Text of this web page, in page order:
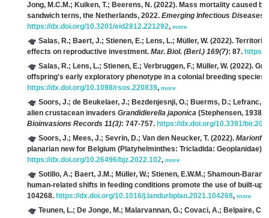
Jong, M.C.M.; Kuiken, T.; Beerens, N. (2022). Mass mortality caused
sandwich terns, the Netherlands, 2022. Emerging Infectious Diseases
https://dx.doi.org/10.3201/eid2812.221292, more
Salas, R.; Baert, J.; Stienen, E.; Lens, L.; Müller, W. (2022).
effects on reproductive investment. Mar. Biol. (Berl.) 169(7): 87.
Salas, R.; Lens, L.; Stienen, E.; Verbruggen, F.; Müller, W. (2022).
offspring's early exploratory phenotype in a colonial breeding species.
https://dx.doi.org/10.1098/rsos.220839, more
Soors, J.; de Beukelaer, J.; Bezdenjesnji, O.; Buerms, D.; Lefranc,
alien crustacean invaders Grandidierella japonica (Stephensen, 1938)
Bioinvasions Records 11(3): 747-757. https://dx.doi.org/10.3391/
Soors, J.; Mees, J.; Sevrin, D.; Van den Neucker, T. (2022).
planarian new for Belgium (Platyhelminthes: Tricladida: Geoplanidae).
https://dx.doi.org/10.26496/bjz.2022.102, more
Sotillo, A.; Baert, J.M.; Müller, W.; Stienen, E.W.M.; Shamoun-
human-related shifts in feeding conditions promote the use of built-up
104268. https://dx.doi.org/10.1016/j.landurbplan.2021.104268, more
Teunen, L.; De Jonge, M.; Malarvannan, G.; Covaci, A.; Belpaire,